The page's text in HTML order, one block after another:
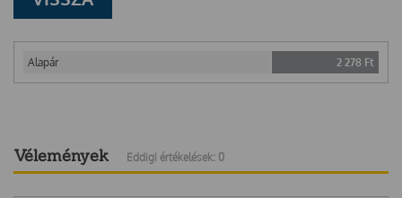
Alapár 2 278 Ft
Vélemények Eddigi értékelések: 0